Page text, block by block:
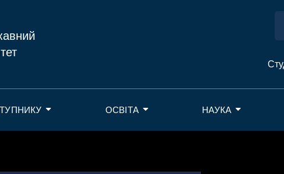
ОСВІТА НАУКА